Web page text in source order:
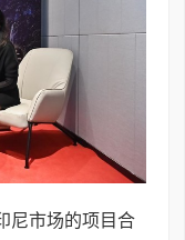
尼市场的项目合